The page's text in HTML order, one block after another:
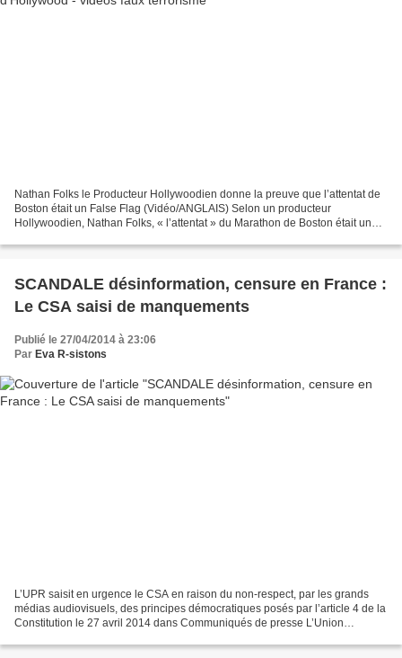
Nathan Folks le Producteur Hollywoodien donne la preuve que l’attentat de
Boston était un False Flag (Vidéo/ANGLAIS) Selon un producteur
Hollywoodien, Nathan Folks, « l’attentat » du Marathon de Boston était une
SCANDALE désinformation, censure en France :
Le CSA saisi de manquements
Publié le 27/04/2014 à 23:06
Par Eva R-sistons
L’UPR saisit en urgence le CSA en raison du non-respect, par les grands
médias audiovisuels, des principes démocratiques posés par l’article 4 de la
Constitution le 27 avril 2014 dans Communiqués de presse L’Union